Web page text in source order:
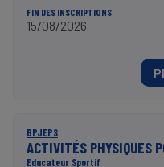
FIN DES INSCRIPTIONS
15/08/2026
BPJEPS
ACTIVITÉS PHYSIQUES
Educateur Sportif